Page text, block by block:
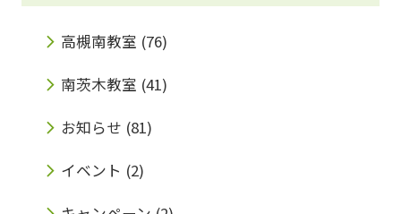
来ると思っています。 親子の会話の中で、子供
に対してニュースなどについて、どのように思
うかを質問してあげると良いと思います。(ニ
それはなぜ？と答えの理由を聞く事も良いと思
高槻南教室 (76)
南茨木教室 (41)
お知らせ (81)
イベント (2)